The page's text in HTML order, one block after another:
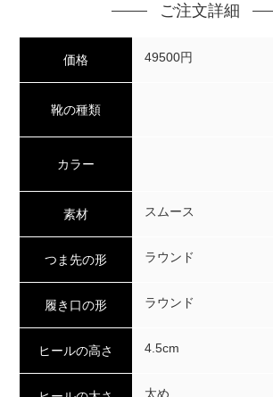
ご注文詳細
価格 49500円
靴の種類
カラー
素材 スムース
つま先の形 ラウンド
履き口の形 ラウンド
ヒールの高さ 4.5cm
太め